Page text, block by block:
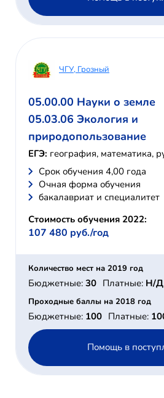
ЧГУ, Грозный
05.00.00 Науки о земле
05.03.06 Экология и
природопользование
ЕГЭ: география, математика,
Cрок обучения 4,00 года
Очная форма обучения
бакалавриат и специалитет
Стоимость обучения 2022:
107 480 руб./год
Количество мест на 2019 год
Бюджетные: 30 Платные: Н/Д
Проходные баллы на 2018 год
Бюджетные: 100 Платные:
Помощь в